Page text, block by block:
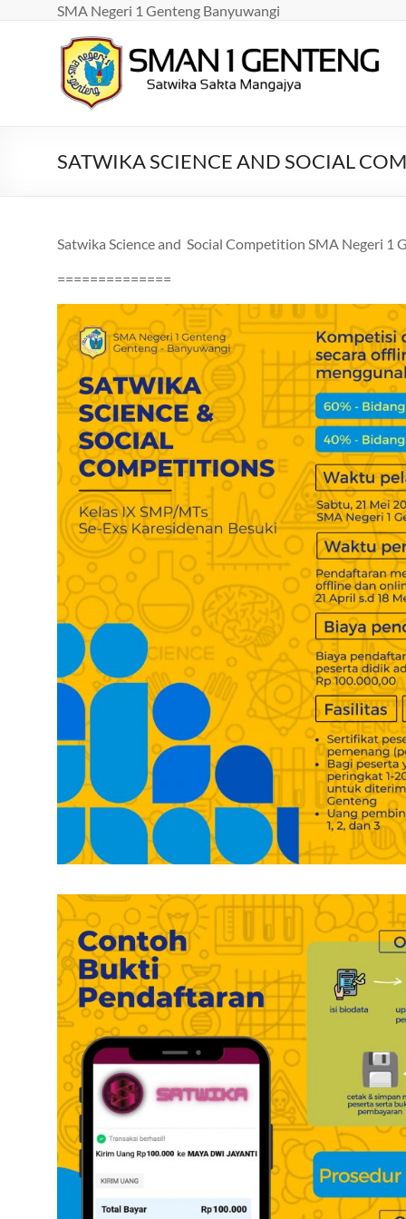
SMA Negeri 1 Genteng Banyuwangi
SMAN
1
Satwika
SATWIKA SCIENCE AND SOCIAL
Satwika Science and Social Competition SMA Negeri 1
==============